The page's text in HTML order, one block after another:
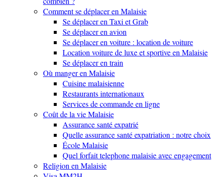
Comment se déplacer en Malaisie
Se déplacer en Taxi et Grab
Se déplacer en avion
Se déplacer en voiture : location de voiture
Location voiture de luxe et sportive en Malaisie
Se déplacer en train
Où manger en Malaisie
Cuisine malaisienne
Restaurants internationaux
Services de commande en ligne
Coût de la vie Malaisie
Assurance santé expatrié
Quelle assurance santé expatriation : notre choix
École Malaisie
Quel forfait telephone malaisie avec engagement
Religion en Malaisie